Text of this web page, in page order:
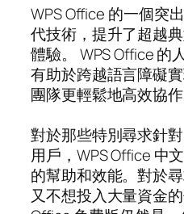
WPS Office 的一個突
代技術，提升了超越
體驗。 WPS Office 的
有助於跨越語言障礙
團隊更輕鬆地高效協作
對於那些特別尋求針
用戶，WPS Office 中
的幫助和效能。對於
又不想投入大量資金